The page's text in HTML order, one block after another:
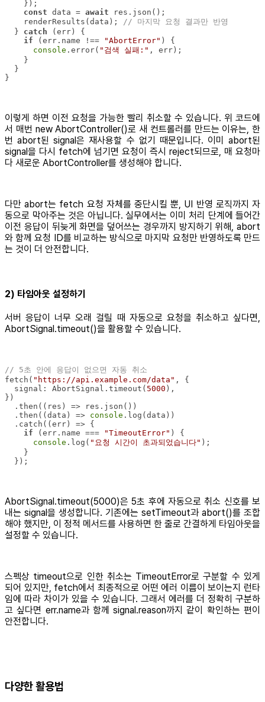
const data = await
    renderResults(data);
// 마지막 요청 결과만 반영
  }
catch
if (err.name !== "AbortError"
console .error( "검색 실패:"
}
이렇게 하면 이전 요청을 가능한 빨리 취소할 수 있습니다. 위 코드에
서 매번 new AbortController()로 새 컨트롤러를 만드는 이유는, 한
번 abort된 signal은 재사용할 수 없기 때문입니다. 이미 abort된
signal을 다시 fetch에 넘기면 요청이 즉시 reject되므로, 매 요청마
다 새로운 AbortController를 생성해야 합니다.
다만 abort는 fetch 요청 자체를 중단시킬 뿐, UI 반영 로직까지 자
동으로 막아주는 것은 아닙니다. 실무에서는 이미 처리 단계에 들어간
이전 응답이 뒤늦게 화면을 덮어쓰는 경우까지 방지하기 위해, abort
와 함께 요청 ID를 비교하는 방식으로 마지막 요청만 반영하도록 만드
는 것이 더 안전합니다.
2) 타임아웃 설정하기
서버 응답이 너무 오래 걸릴 때 자동으로 요청을 취소하고 싶다면,
AbortSignal.timeout()을 활용할 수 있습니다.
// 5초 안에 응답이 없으면 자동 취소
fetch( "https://api.example.com/data"
signal : AbortSignal.timeout( 5000
  .then(
( res ) =>
  .then(
( data ) => console
  .catch(
( err ) =>
if (err.name === "TimeoutError"
console .log( "요청 시간이 초과되었습니다"
  });
AbortSignal.timeout(5000)은 5초 후에 자동으로 취소 신호를 보
내는 signal을 생성합니다. 기존에는 setTimeout과 abort()를 조합
해야 했지만, 이 정적 메서드를 사용하면 한 줄로 간결하게 타임아웃을
설정할 수 있습니다.
스펙상 timeout으로 인한 취소는 TimeoutError로 구분할 수 있게
되어 있지만, fetch에서 최종적으로 어떤 에러 이름이 보이는지 런타
임에 따라 차이가 있을 수 있습니다. 그래서 에러를 더 정확히 구분하
고 싶다면 err.name과 함께 signal.reason까지 같이 확인하는 편이
안전합니다.
다양한 활용법